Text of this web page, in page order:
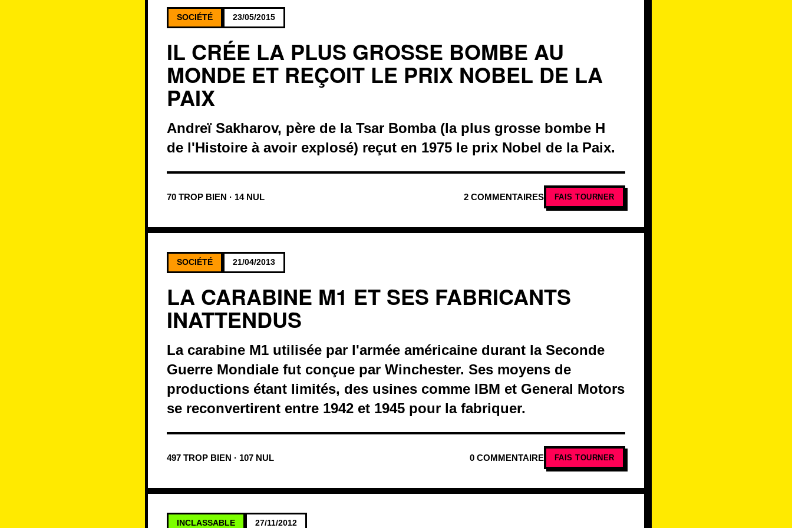
SOCIÉTÉ 23/05/2015
IL CRÉE LA PLUS GROSSE BOMBE AU
MONDE ET REÇOIT LE PRIX NOBEL DE LA
PAIX
Andreï Sakharov, père de la Tsar Bomba (la plus grosse bombe H
de l'Histoire à avoir explosé) reçut en 1975 le prix Nobel de la Paix.
70 TROP BIEN · 14 NUL 2 COMMENTAIRES FAIS TOURNER
SOCIÉTÉ 21/04/2013
LA CARABINE M1 ET SES FABRICANTS
INATTENDUS
La carabine M1 utilisée par l'armée américaine durant la Seconde
Guerre Mondiale fut conçue par Winchester. Ses moyens de
productions étant limités, des usines comme IBM et General Motors
se reconvertirent entre 1942 et 1945 pour la fabriquer.
497 TROP BIEN · 107 NUL 0 COMMENTAIRE FAIS TOURNER
INCLASSABLE 27/11/2012